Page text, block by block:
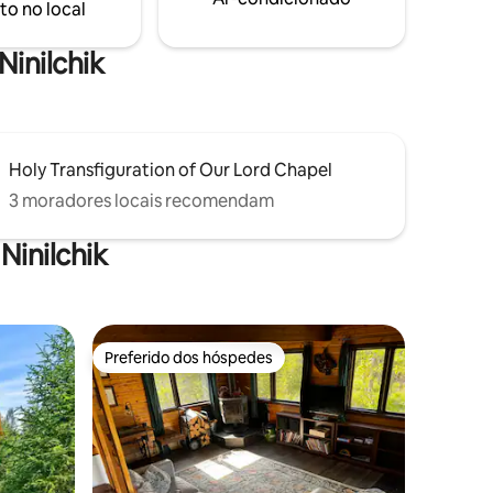
no local
Holy Transfiguration of Our Lord Chapel
3 moradores locais recomendam
Preferido dos hóspedes
Preferido dos hóspedes